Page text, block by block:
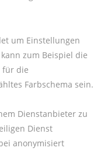
um Einstellungen
zum Beispiel die
für die
Farbschema sein.
Dienstanbieter zu
Dienst
anonymisiert